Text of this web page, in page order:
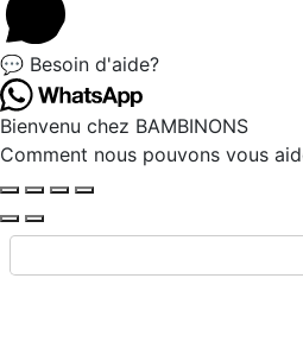
💬 Besoin d'aide?
Bienvenu chez BAMBINONS
Comment nous pouvons vous